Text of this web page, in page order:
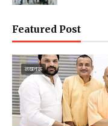
Featured Post
लखनऊ